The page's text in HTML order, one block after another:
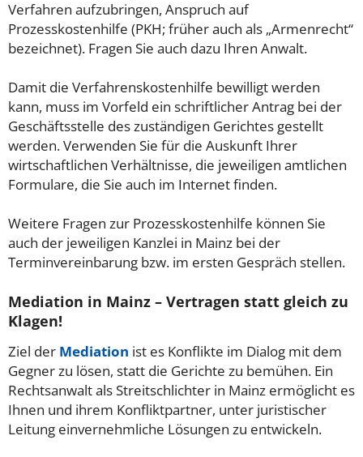
Verfahren aufzubringen, Anspruch auf
Prozesskostenhilfe (PKH; früher auch als „Armenrecht“
bezeichnet). Fragen Sie auch dazu Ihren Anwalt.
Damit die Verfahrenskostenhilfe bewilligt werden
kann, muss im Vorfeld ein schriftlicher Antrag bei der
Geschäftsstelle des zuständigen Gerichtes gestellt
werden. Verwenden Sie für die Auskunft Ihrer
wirtschaftlichen Verhältnisse, die jeweiligen amtlichen
Formulare, die Sie auch im Internet finden.
Weitere Fragen zur Prozesskostenhilfe können Sie
auch der jeweiligen Kanzlei in Mainz bei der
Terminvereinbarung bzw. im ersten Gespräch stellen.
Mediation in Mainz – Vertragen statt gleich zu
Klagen!
Ziel der Mediation ist es Konflikte im Dialog mit dem
Gegner zu lösen, statt die Gerichte zu bemühen. Ein
Rechtsanwalt als Streitschlichter in Mainz ermöglicht es
Ihnen und ihrem Konfliktpartner, unter juristischer
Leitung einvernehmliche Lösungen zu entwickeln.